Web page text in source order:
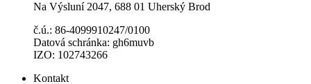
Na Výsluní 2047, 688 01 Uherský Brod
č.ú.: 86-4099910247/0100
Datová schránka: gh6muvb
IZO: 102743266
Kontakt